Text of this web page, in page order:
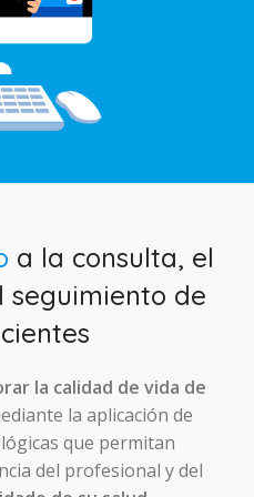
a la consulta, el
seguimiento de
la calidad de vida de
la aplicación de
que permitan
del profesional y del